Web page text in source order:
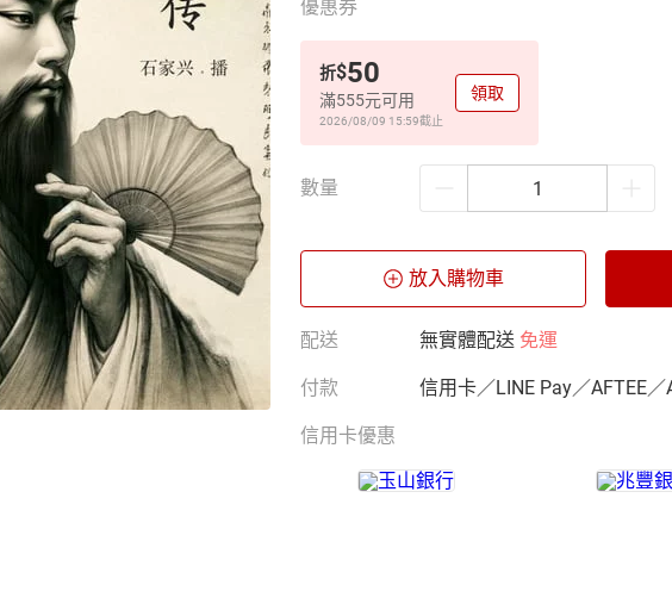
優惠券
折$50
滿555元可用
2026/08/09 15:59截止
領取
數量
放入購物車
配送 無實體配送 免運
付款 信用卡／LINE Pay／AFTEE／
信用卡優惠